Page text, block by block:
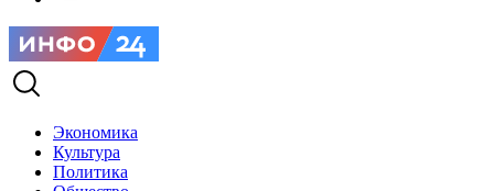
Экономика
Культура
Политика